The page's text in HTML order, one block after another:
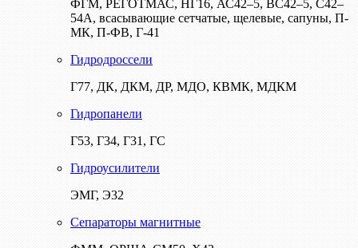
ФГМ, РЕГОТМАС, НГ16, АС42–5, ВС42–5, С42–
54А, всасывающие сетчатые, щелевые, сапуны, П-
МК, П-ФВ, Г-41
Гидродроссели
Г77, ДК, ДКМ, ДР, МДО, КВМК, МДКМ
Гидропанели
Г53, Г34, Г31, ГС
Гидроусилители
ЭМГ, Э32
Сепараторы магнитные